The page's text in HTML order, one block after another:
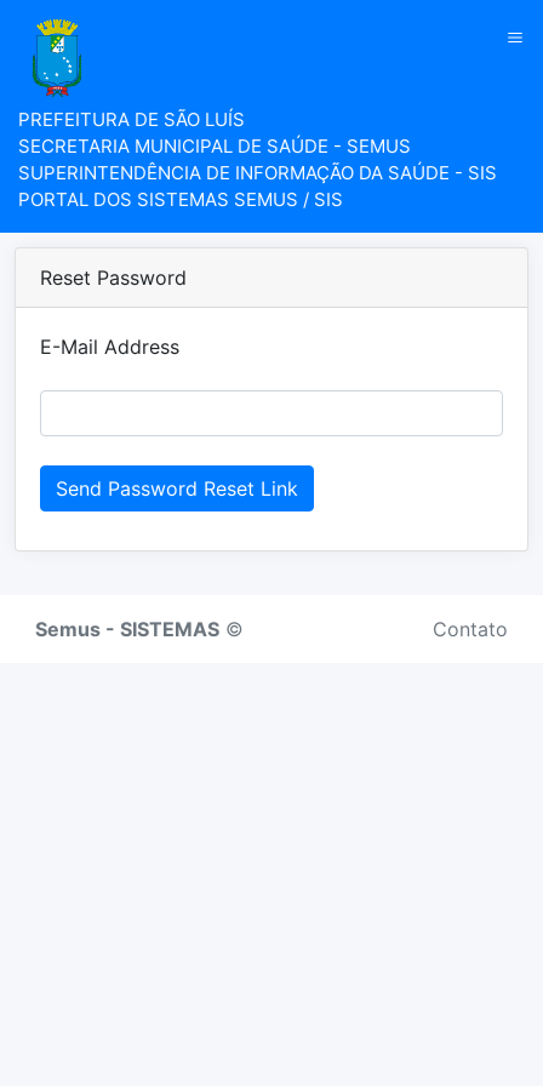
PREFEITURA DE SÃO LUÍS
SECRETARIA MUNICIPAL DE SAÚDE - SEMUS
SUPERINTENDÊNCIA DE INFORMAÇÃO DA SAÚDE - SIS
PORTAL DOS SISTEMAS SEMUS / SIS
Reset Password
E-Mail Address
Send Password Reset Link
Semus - SISTEMAS © Contato